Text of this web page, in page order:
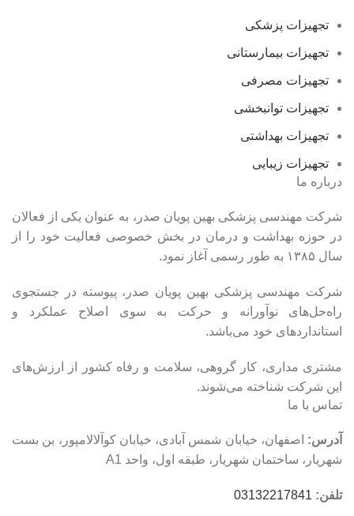
تجهیزات پزشکی
تجهیزات بیمارستانی
تجهیزات مصرفی
تجهیزات توانبخشی
تجهیزات بهداشتی
تجهیزات زیبایی
درباره ما
شرکت مهندسی پزشکی بهین پویان صدر، به عنوان یکی از فعالان
در حوزه بهداشت و درمان در بخش خصوصی فعالیت خود را از
سال ۱۳۸۵ به طور رسمی آغاز نمود.
شرکت مهندسی پزشکی بهین پویان صدر، پیوسته در جستجوی
راه‌حل‌های نوآورانه و حرکت به سوی اصلاح عملکرد و
استانداردهای خود می‌باشد.
مشتری مداری، کار گروهی، سلامت و رفاه کشور از ارزش‌های
این شرکت شناخته می‌شوند.
تماس با ما
آدرس: اصفهان، خیابان شمس آبادی، خیابان کوآلالامپور، بن بست
شهریار، ساختمان شهریار، طبقه اول، واحد A1
تلفن: 03132217841